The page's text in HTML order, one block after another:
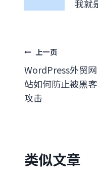
我就
文
章
导
上一页
WordPress外贸网
站如何防止被黑客
攻击
类似文章